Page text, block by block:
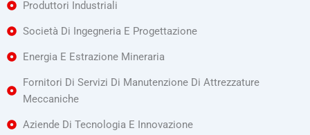
Produttori Industriali
Società Di Ingegneria E Progettazione
Energia E Estrazione Mineraria
Fornitori Di Servizi Di Manutenzione Di Attrezzature
Meccaniche
Aziende Di Tecnologia E Innovazione